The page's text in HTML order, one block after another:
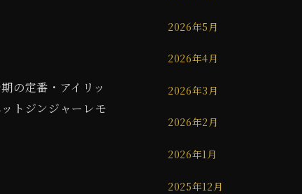
の定番・アイリッ
トジンジャーレモ
2026年5月
2026年4月
2026年3月
2026年2月
2026年1月
2025年12月